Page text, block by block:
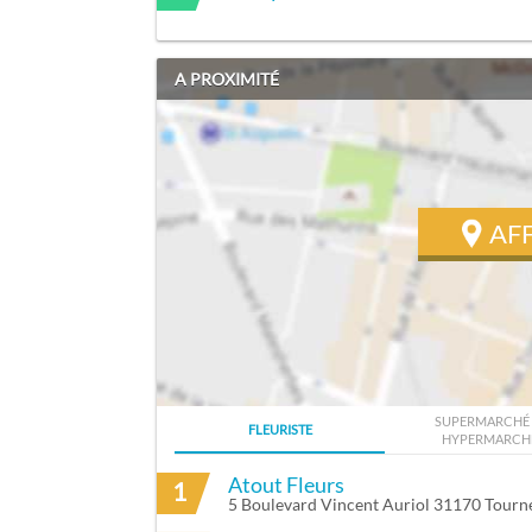
A PROXIMITÉ
ITINÉRAIRE VERS BENAYOUN LUCIENNE
FLEURISTE
SUPERMARCHÉ
1 Atout Fleurs
5 Boulevard Vincent Auriol 31170